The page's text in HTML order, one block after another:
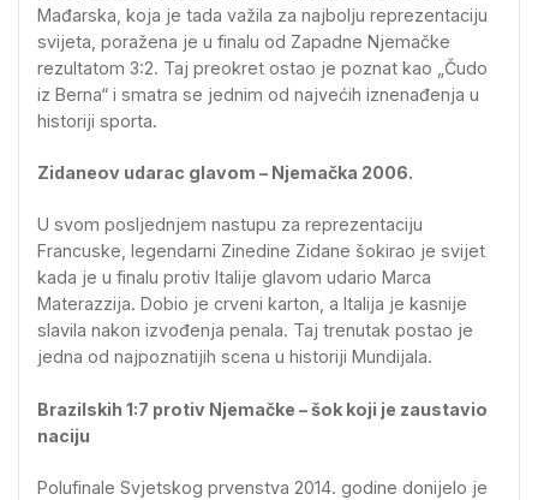
Mađarska, koja je tada važila za najbolju reprezentaciju
svijeta, poražena je u finalu od Zapadne Njemačke
rezultatom 3:2. Taj preokret ostao je poznat kao „Čudo
iz Berna“ i smatra se jednim od najvećih iznenađenja u
historiji sporta.
Zidaneov udarac glavom – Njemačka 2006.
U svom posljednjem nastupu za reprezentaciju
Francuske, legendarni Zinedine Zidane šokirao je svijet
kada je u finalu protiv Italije glavom udario Marca
Materazzija. Dobio je crveni karton, a Italija je kasnije
slavila nakon izvođenja penala. Taj trenutak postao je
jedna od najpoznatijih scena u historiji Mundijala.
Brazilskih 1:7 protiv Njemačke – šok koji je zaustavio
naciju
Polufinale Svjetskog prvenstva 2014. godine donijelo je